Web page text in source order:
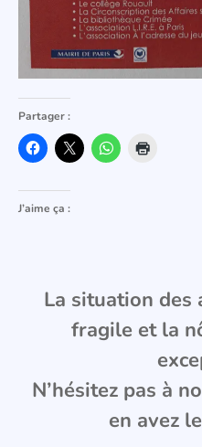
Partager :
J’aime ça :
La situation des
fragile et la
N’hésitez pas à
en avez